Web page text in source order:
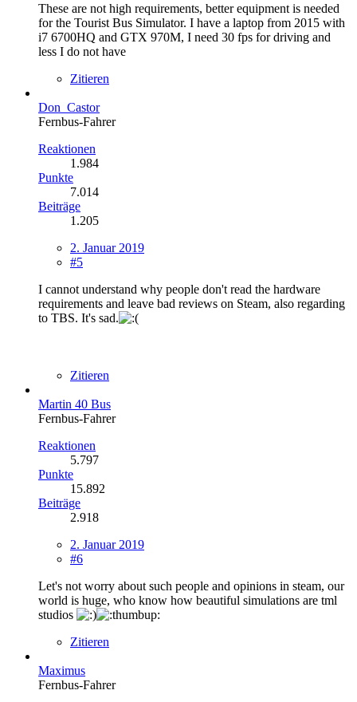
These are not high requirements, better equipment is needed
for the Tourist Bus Simulator. I have a laptop from 2015 with
i7 6700HQ and GTX 970M, I need 30 fps for driving and
less I do not have
Zitieren
Don_Castor
Fernbus-Fahrer
Reaktionen
1.984
Punkte
7.014
Beiträge
1.205
2. Januar 2019
#5
I cannot understand why people don't read the hardware
requirements and leave bad reviews on Steam, also regarding
to TBS. It's sad.
Zitieren
Martin 40 Bus
Fernbus-Fahrer
Reaktionen
5.797
Punkte
15.892
Beiträge
2.918
2. Januar 2019
#6
Let's not worry about such people and opinions in steam, our
world is huge, who know how beautiful simulations are tml
studios
Zitieren
Maximus
Fernbus-Fahrer